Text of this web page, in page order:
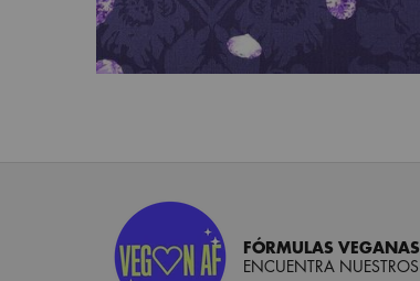
FÓRMULAS VEGANAS
ENCUENTRA